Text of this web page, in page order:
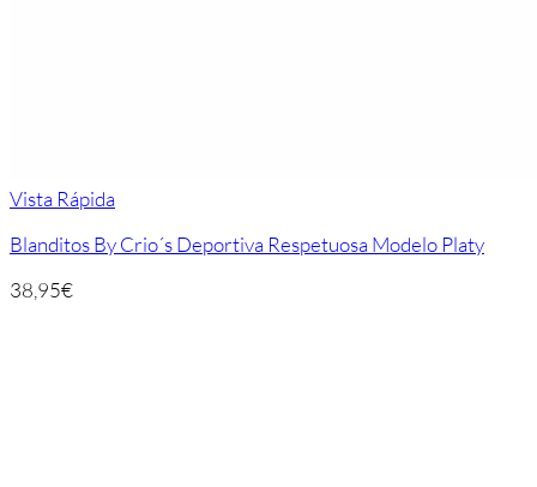
Vista Rápida
Blanditos By Crio´s Deportiva Respetuosa Modelo Platy
38,95€